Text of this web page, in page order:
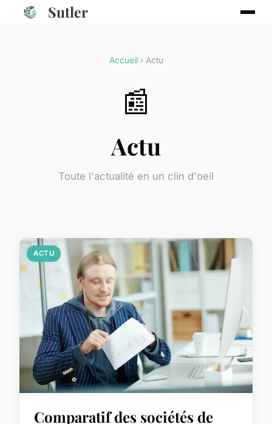
Sutler
Accueil› Actu
📰
Actu
Toute l'actualité en un clin d'oeil
ACTU
Comparatif des sociétés de